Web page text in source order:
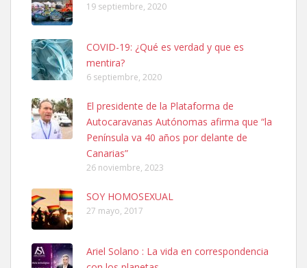
SHIBA PERDIDO AVDA JOSE MESA Y LOPEZ
PERRO MACHO RAZA SHIBA CON MICROCHIP PERDIDO HOY
06/07/2025 ZONA MESA Y LOPEZ. ES MUY ASUSTADIZO
Leales.org » Gran Canaria
6.7.2025
Ninfa perdida
19 septiembre, 2020
COVID-19: ¿Qué es verdad y que es
mentira?
6 septiembre, 2020
El presidente de la Plataforma de
Autocaravanas Autónomas afirma que “la
Península va 40 años por delante de
Canarias”
26 noviembre, 2023
SOY HOMOSEXUAL
27 mayo, 2017
Ariel Solano : La vida en correspondencia